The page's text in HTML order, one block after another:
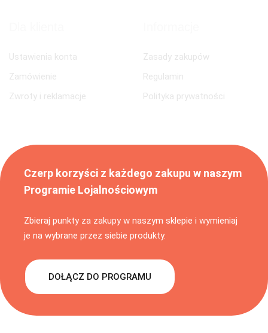
Ustawienia konta
Zamówienie
Zwroty i reklamacje
Zasady zakupów
Regulamin
Polityka prywatności
Czerp korzyści z każdego zakupu w naszym
Programie Lojalnościowym
Zbieraj punkty za zakupy w naszym sklepie i wymieniaj
je na wybrane przez siebie produkty.
DOŁĄCZ DO PROGRAMU